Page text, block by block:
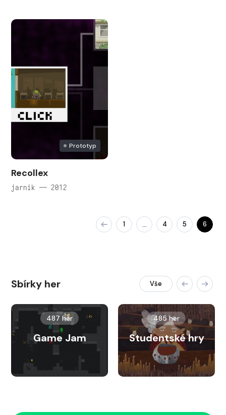
Prototyp
Recollex
jarnik — 2012
1 … 4 5 6
Sbírky her Vše
487 her
Game Jam
485 her
Studentské hry